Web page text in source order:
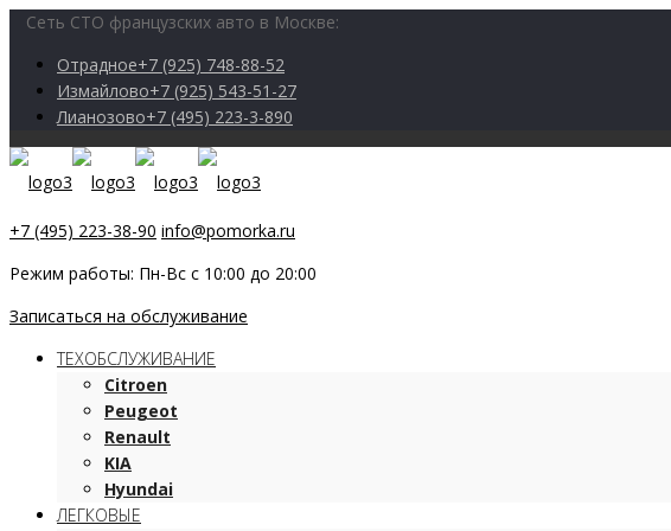
Сеть СТО французских авто в Москве:
Отрадное+7 (925) 748-88-52
Измайлово+7 (925) 543-51-27
Лианозово+7 (495) 223-3-890
+7 (495) 223-38-90 info@pomorka.ru
Режим работы: Пн-Вс с 10:00 до 20:00
Записаться на обслуживание
ТЕХОБСЛУЖИВАНИЕ
Citroen
Peugeot
Renault
KIA
Hyundai
ЛЕГКОВЫЕ